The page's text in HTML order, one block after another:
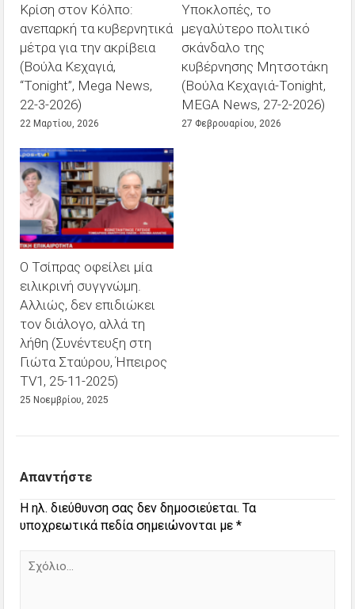
Κρίση στον Κόλπο:
ανεπαρκή τα κυβερνητικά
μέτρα για την ακρίβεια
(Βούλα Κεχαγιά,
“Tonight”, Mega News,
22-3-2026)
22 Μαρτίου, 2026
Υποκλοπές, το
μεγαλύτερο πολιτικό
σκάνδαλο της
κυβέρνησης Μητσοτάκη
(Βούλα Κεχαγιά-Tonight,
MEGA News, 27-2-2026)
27 Φεβρουαρίου, 2026
Ο Τσίπρας οφείλει μία
ειλικρινή συγγνώμη.
Αλλιώς, δεν επιδιώκει
τον διάλογο, αλλά τη
λήθη (Συνέντευξη στη
Γιώτα Σταύρου, Ήπειρος
TV1, 25-11-2025)
25 Νοεμβρίου, 2025
Απαντήστε
Η ηλ. διεύθυνση σας δεν δημοσιεύεται. Τα
υποχρεωτικά πεδία σημειώνονται με*